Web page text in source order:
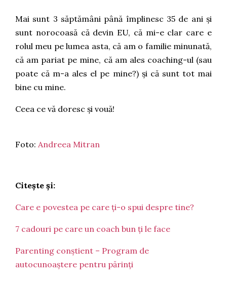
Mai sunt 3 săptămâni până împlinesc 35 de ani și
sunt norocoasă că devin EU, că mi-e clar care e
rolul meu pe lumea asta, că am o familie minunată,
că am pariat pe mine, că am ales coaching-ul (sau
poate că m-a ales el pe mine?) și că sunt tot mai
bine cu mine.
Ceea ce vă doresc și vouă!
Foto: Andreea Mitran
Citește și:
Care e povestea pe care ți-o spui despre tine?
7 cadouri pe care un coach bun ți le face
Parenting conștient – Program de
autocunoaștere pentru părinți